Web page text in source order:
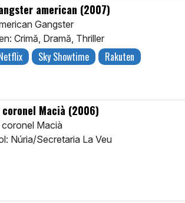
american (2007)
Gangster
Crimă, Dramă, Thriller
Sky Showtime Rakuten
coronel Macià (2006)
coronel Macià
Núria/Secretaria La Veu